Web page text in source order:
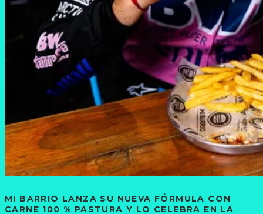
MI BARRIO LANZA SU NUEVA FÓRMULA CON
CARNE 100 % PASTURA Y LO CELEBRA EN LA